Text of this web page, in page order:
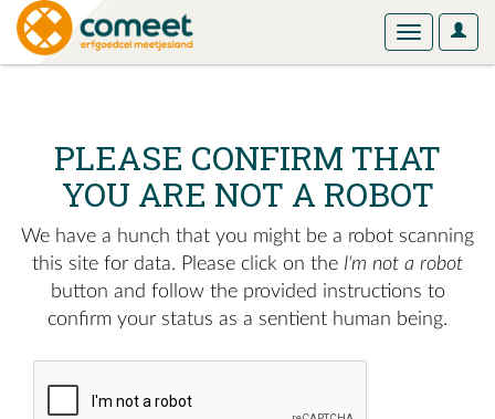
User
Toggle
PLEASE CONFIRM THAT
YOU ARE NOT A ROBOT
We have a hunch that you might be a robot scanning
this site for data. Please click on the I'm not a robot
button and follow the provided instructions to
confirm your status as a sentient human being.